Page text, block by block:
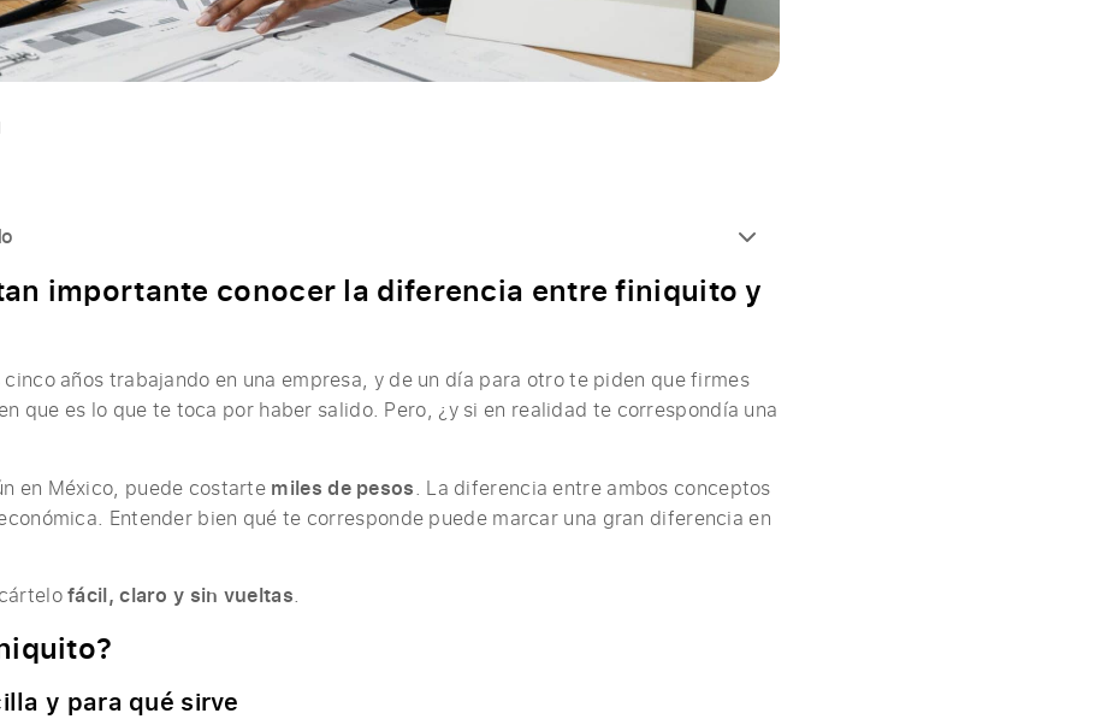
importante conocer la diferencia entre finiquito y
años trabajando en una empresa, y de un día para otro te piden que firmes
que es lo que te toca por haber salido. Pero, ¿y si en realidad te correspondía una
en México, puede costarte miles de pesos. La diferencia entre ambos conceptos
Entender bien qué te corresponde puede marcar una gran diferencia en
fácil, claro y sin vueltas.
y para qué sirve